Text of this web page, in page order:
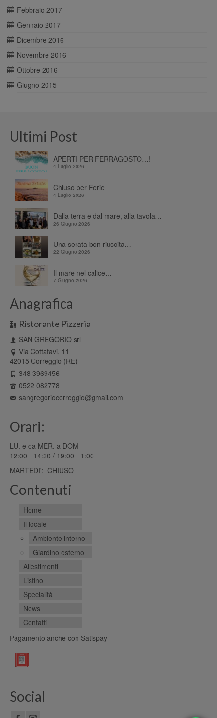
Febbraio 2017
Gennaio 2017
Dicembre 2016
Novembre 2016
Ottobre 2016
Giugno 2015
Ultimi Post
APERTI PER FERRAGOSTO…!
4 Luglio 2026
Chiuso per Ferie
4 Luglio 2026
Dalla terra e dal mare, alla tavola…
26 Giugno 2026
Una serata ben riuscita…
22 Giugno 2026
Il mare nel calice…
7 Giugno 2026
Anagrafica
Ristorante Pizzeria
SAN GREGORIO srl
Via Cottafavi, 11
42015 Correggio (RE)
348 3969456
0522 082778
sangregoriocorreggio@gmail.com
Orari:
LU. e da MER. a DOM
12:00 - 14:30 / 19:00 - 1:00
MARTEDI': CHIUSO
Contenuti
Home
Il locale
Ambiente interno
Giardino esterno
Allestimenti
Listino
Specialità
News
Contatti
Pagamento anche con Satispay
Social